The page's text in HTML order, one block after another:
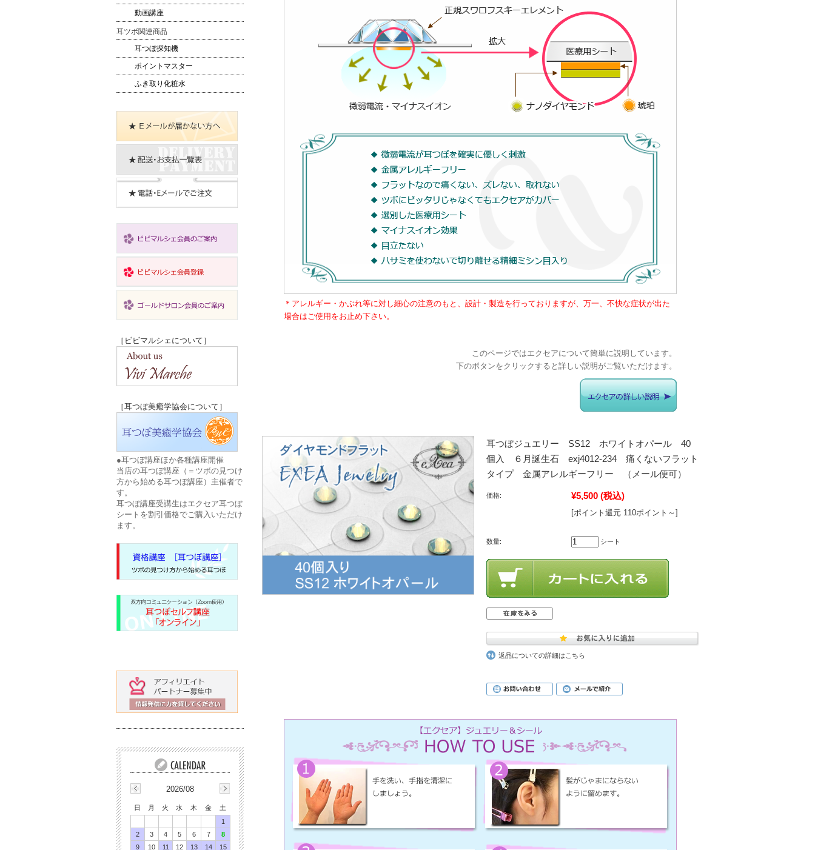
＊アレルギー・かぶれ等に対し細心の注意のもと、設計・製造を行っておりますが、万一、不快な症状が出た
場合はご使用をお止め下さい。
このページではエクセアについて簡単に説明しています。
下のボタンをクリックすると詳しい説明がご覧いただけます。
耳つぼジュエリー SS12 ホワイトオパール 40
個入 ６月誕生石 exj4012-234 痛くないフラット
タイプ 金属アレルギーフリー （メール便可）
価格: ¥5,500 (税込)
[ポイント還元 110ポイント～]
数量: シート
返品についての詳細はこちら
動画講座
耳ツボ関連商品
耳つぼ探知機
ポイントマスター
ふき取り化粧水
［ビビマルシェについて］
［耳つぼ美癒学協会について］
●耳つぼ講座ほか各種講座開催
当店の耳つぼ講座（＝ツボの見つけ
方から始める耳つぼ講座）主催者で
す。
耳つぼ講座受講生はエクセア耳つぼ
シートを割引価格でご購入いただけ
ます。
2026/08
日 月 火 水 木 金
土
1
2
3 4 5 6 7
8
9
10 11 12 13 14 15